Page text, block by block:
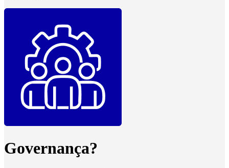
Governança?